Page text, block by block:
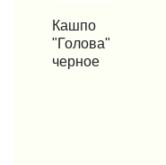
КУПИТЬ В 1 КЛИК
Кашпо
"Голова"
черное